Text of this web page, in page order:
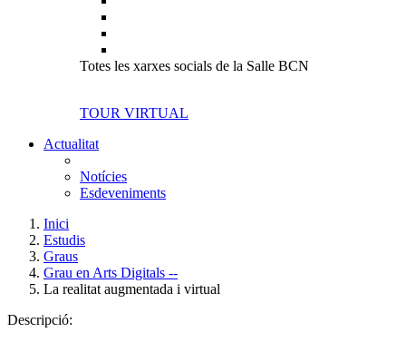
Totes les xarxes socials de la Salle BCN
TOUR VIRTUAL
Actualitat
Notícies
Esdeveniments
Inici
Estudis
Graus
Grau en Arts Digitals --
La realitat augmentada i virtual
Descripció: